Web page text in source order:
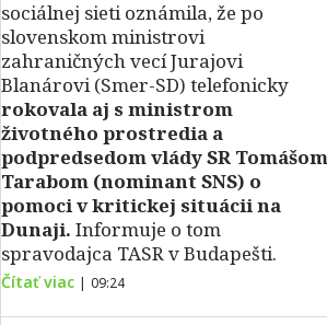
sociálnej sieti oznámila, že po
slovenskom ministrovi
zahraničných vecí Jurajovi
Blanárovi (Smer-SD) telefonicky
rokovala aj s ministrom
životného prostredia a
podpredsedom vlády SR Tomášom
Tarabom (nominant SNS) o
pomoci v kritickej situácii na
Dunaji. Informuje o tom
spravodajca TASR v Budapešti.
Čítať viac | 09:24